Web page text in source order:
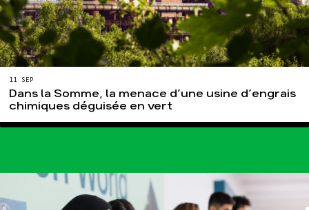
11 SEP
Dans la Somme, la menace d’une usine d’engrais
chimiques déguisée en vert